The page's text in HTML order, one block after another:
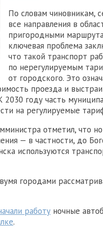
По словам чиновникам,
все направления в
пригородными
ключевая проблема
что такой транспорт
по нерегулируемым
от городского. Это
проезда и
2030 году часть
на регулируемые
отметил, что
— в частности, до
используются
городами
работу ночные
.